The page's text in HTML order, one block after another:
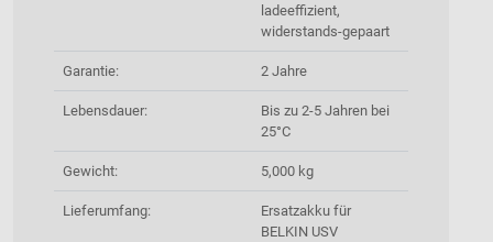
ladeeffizient,
widerstands-gepaart
Garantie: 2 Jahre
Lebensdauer:
Bis zu 2-5 Jahren bei
25°C
Gewicht: 5,000 kg
Lieferumfang:
Ersatzakku für
BELKIN USV